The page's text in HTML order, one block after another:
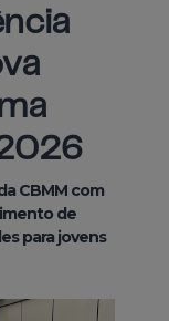
CBMM com
de
para jovens